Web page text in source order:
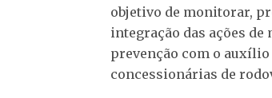
objetivo de monitorar,
integração das ações
prevenção com o auxílio
concessionárias de